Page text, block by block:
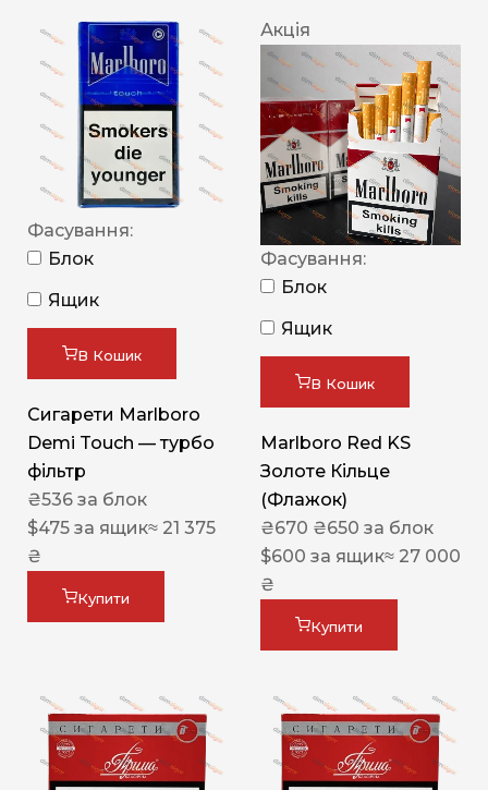
Фасування:
Блок
Ящик
В Кошик
Сигарети Marlboro
Demi Touch — турбо
фільтр
₴536 за блок
$475 за ящик≈ 21 375
₴
Купити
Акція
Фасування:
Блок
Ящик
В Кошик
Marlboro Red KS
Золоте Кільце
(Флажок)
₴670 ₴650 за блок
$600 за ящик≈ 27 000
₴
Купити